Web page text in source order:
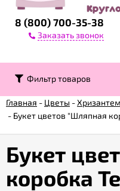
Доставка
Контакты
Возврат
Гарантии
8 (800) 700-35-38
Заказать звонок
Фильтр товаров
Главная - Цветы -
- Букет цветов "Шляпная
Букет
коробка